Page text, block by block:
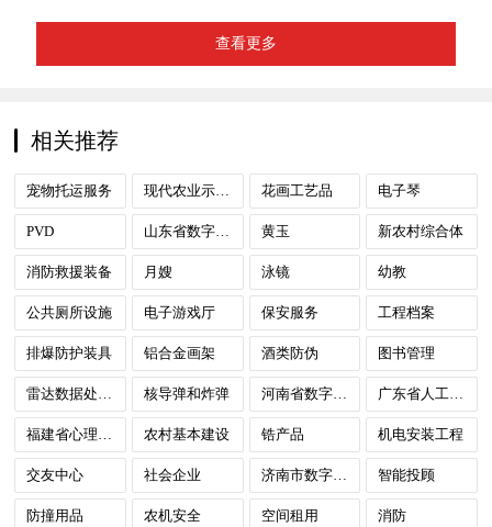
查看更多
相关推荐
宠物托运服务 现代农业示范园 花画工艺品 电子琴
PVD 山东省数字政府 黄玉 新农村综合体
消防救援装备 月嫂 泳镜 幼教
公共厕所设施 电子游戏厅 保安服务 工程档案
排爆防护装具 铝合金画架 酒类防伪 图书管理
核导弹和炸弹 河南省数字政府
农村基本建设 锆产品 机电安装工程
交友中心 社会企业 济南市数字政府 智能投顾
防撞用品 农机安全 空间租用 消防